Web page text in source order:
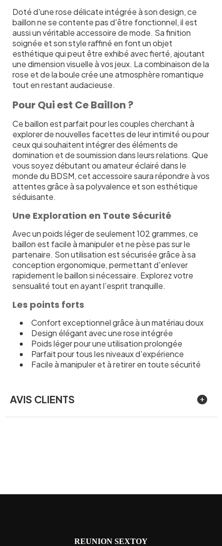
Doté d'une rose délicate intégrée à son design, ce
baillon ne se contente pas d'être fonctionnel, il est
aussi un véritable accessoire de mode. Sa finition
soignée et son style raffiné en font un objet
esthétique qui peut être exhibé avec fierté, ajoutant
une dimension visuelle à vos jeux. La combinaison de la
rose et de la boule crée une atmosphère romantique
tout en restant audacieuse.
Pour Qui est Ce Baillon ?
Ce baillon est parfait pour les couples cherchant à
explorer de nouvelles facettes de leur intimité ou pour
ceux qui souhaitent intégrer des éléments de
domination et de soumission dans leurs relations. Que
vous soyez débutant ou amateur éclairé dans le
monde du BDSM, cet accessoire saura répondre à vos
attentes grâce à sa polyvalence et son esthétique
séduisante.
Une Exploration en Toute Sécurité
Avec un poids léger de seulement 102 grammes, ce
baillon est facile à manipuler et ne pèse pas sur le
partenaire. Son utilisation est sécurisée grâce à sa
conception ergonomique, permettant d'enlever
rapidement le baillon si nécessaire. Explorez votre
sensualité tout en ayant l’esprit tranquille.
Les points forts
Confort exceptionnel grâce à un matériau doux
Design élégant avec une rose intégrée
Poids léger pour une utilisation prolongée
Parfait pour tous les niveaux d'expérience
Facile à manipuler et à retirer en toute sécurité
AVIS CLIENTS
REUNION SEXTOY